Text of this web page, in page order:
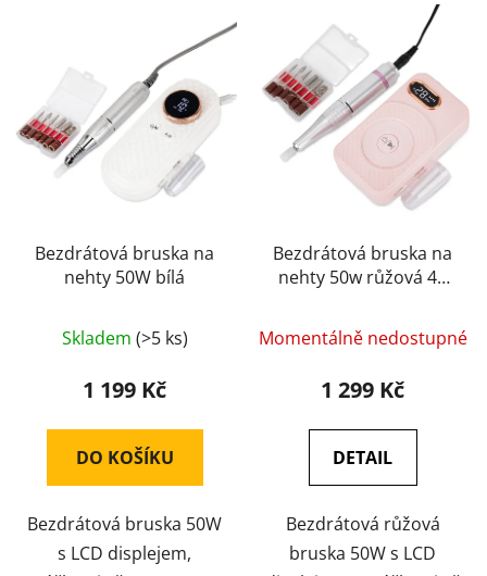
Bezdrátová bruska na
nehty 50W bílá
hodnocení
produktu
4,0
z
hvězdiček.
Skladem (>5 ks)
1 199 Kč
DO KOŠÍKU
Bezdrátová bruska 50W
s LCD displejem,
Bezdrátová bruska na
nehty 50w růžová 45
Momentálně nedostupné
1 299 Kč
DETAIL
Bezdrátová růžová
bruska 50W s LCD